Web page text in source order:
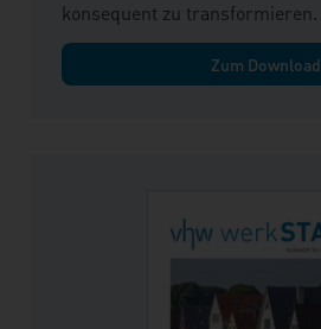
konsequent zu transformieren.
Zum Download